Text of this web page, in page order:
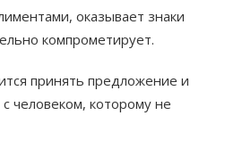
оказывает знаки
компрометирует.
принять предложение и
человеком, которому не